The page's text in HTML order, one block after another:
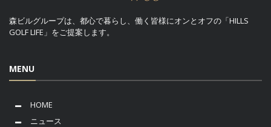
森ビルグループは、都心で暮らし、働く皆様にオンとオフの「HILLS
GOLF LIFE」をご提案します。
MENU
HOME
ニュース